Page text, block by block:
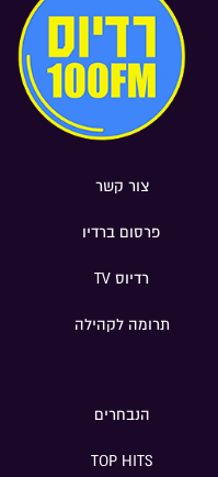
צור קשר
פרסום ברדיו
רדיוס TV
תרומה לקהילה
הנבחרים
TOP HITS